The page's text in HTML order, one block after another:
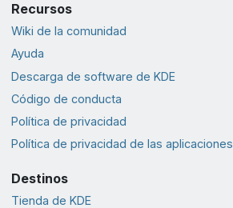
Recursos
Wiki de la comunidad
Ayuda
Descarga de software de KDE
Código de conducta
Política de privacidad
Política de privacidad de las aplicaciones
Destinos
Tienda de KDE